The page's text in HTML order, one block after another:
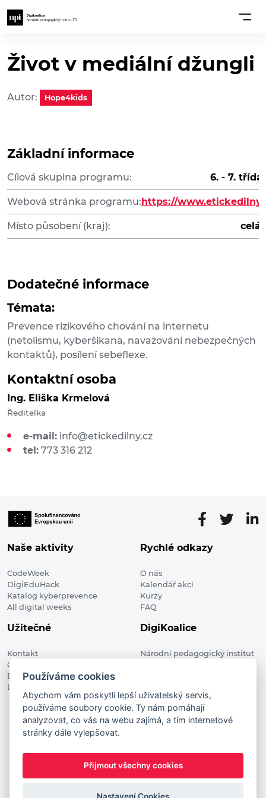
Život v mediální džungli
Autor: Hope4kids
Základní informace
Cílová skupina programu: 6. - 7. třída
Webová stránka programu: https://
Místo působení (kraj): celá
Dodatečné informace
Témata:
Prevence rizikového chování na internetu
(netolismu, kyberšikana, navazování nebezpečných
kontaktů), posílení sebeflexe.
Kontaktní osoba
Ing. Eliška Krmelová
Ředitelka
e-mail: info@etickedilny.cz
tel: 773 316 212
Naše aktivity
CodeWeek
DigiEduHack
Katalog kyberprevence
All digital weeks
Rychlé odkazy
O nás
Kalendář akcí
Kurzy
FAQ
Užitečné
Kontakt
Členské organizace
Blog
Digitalizace ve vzdělávání
DigiKoalice
Národní pedagogický institut
DigiKoalice 2021. All rights reserved
Vstup do administrace
This project has received funding from the European
Commission Innovation and Networks Executive Agency (now
Commission and the European Commission is not responsible
Používáme cookies
Abychom vám poskytli lepší uživatelský servis,
používáme soubory cookie. Ty nám pomáhají
analyzovat, co vás na webu zajímá, a tím internetové
stránky dále vylepšovat.
Přijmout všechny cookies